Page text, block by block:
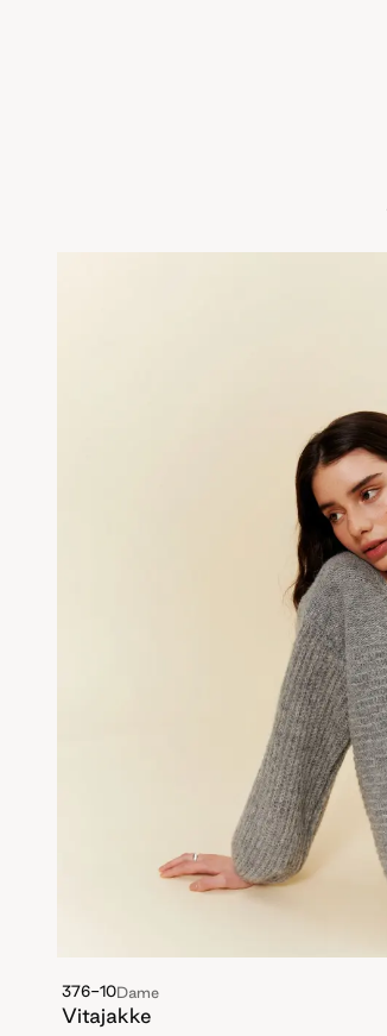
376-10Dame
Vitajakke